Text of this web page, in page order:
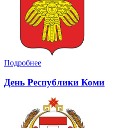
Подробнее
День Республики Коми